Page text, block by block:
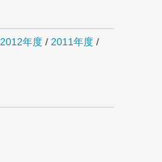
2012年度 / 2011年度 /